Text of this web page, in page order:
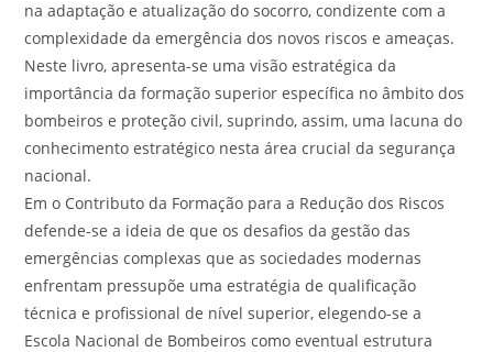
na adaptação e atualização do socorro, condizente com a
complexidade da emergência dos novos riscos e ameaças.
Neste livro, apresenta-se uma visão estratégica da
importância da formação superior específica no âmbito dos
bombeiros e proteção civil, suprindo, assim, uma lacuna do
conhecimento estratégico nesta área crucial da segurança
nacional.
Em o Contributo da Formação para a Redução dos Riscos
defende-se a ideia de que os desafios da gestão das
emergências complexas que as sociedades modernas
enfrentam pressupõe uma estratégia de qualificação
técnica e profissional de nível superior, elegendo-se a
Escola Nacional de Bombeiros como eventual estrutura